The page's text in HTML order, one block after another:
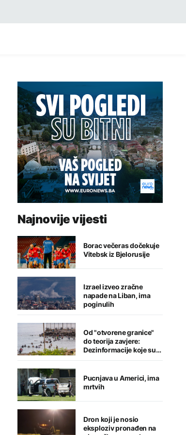
Najnovije vijesti
Borac večeras dočekuje
Vitebsk iz Bjelorusije
Izrael izveo zračne
napade na Liban, ima
poginulih
Od "otvorene granice"
do teorija zavjere:
Dezinformacije koje su
pratile krizu u Seuti
Pucnjava u Americi, ima
mrtvih
Dron koji je nosio
eksploziv pronađen na